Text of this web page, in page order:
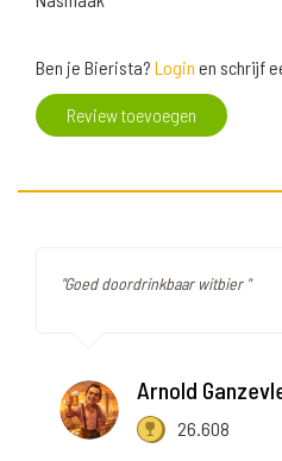
Ben je Bierista? Login en schrijf
Review toevoegen
"Goed doordrinkbaar witbier "
Arnold
26.608